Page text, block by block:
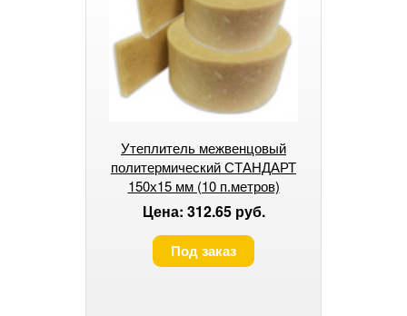
Утеплитель межвенцовый
политермический СТАНДАРТ
150х15 мм (10 п.метров)
Цена: 312.65 руб.
Под заказ